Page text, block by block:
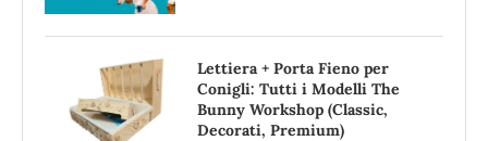
Lettiera + Porta Fieno per
Conigli: Tutti i Modelli The
Bunny Workshop (Classic,
Decorati, Premium)